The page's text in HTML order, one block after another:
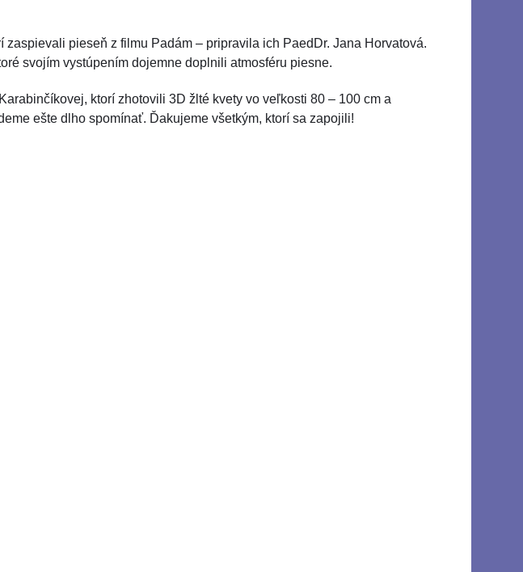
pieseň z filmu Padám – pripravila ich PaedDr. Jana Horvatová.
svojím vystúpením dojemne doplnili atmosféru piesne.
ktorí zhotovili 3D žlté kvety vo veľkosti 80 – 100 cm a
ešte dlho spomínať. Ďakujeme všetkým, ktorí sa zapojili!